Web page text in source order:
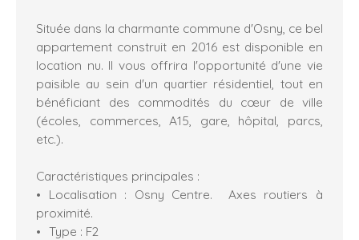
Située dans la charmante commune d'Osny, ce bel
appartement construit en 2016 est disponible en
location nu. Il vous offrira l'opportunité d'une vie
paisible au sein d'un quartier résidentiel, tout en
bénéficiant des commodités du cœur de ville
(écoles, commerces, A15, gare, hôpital, parcs,
etc.).
Caractéristiques principales :
Localisation : Osny Centre. Axes routiers à
proximité.
Type : F2